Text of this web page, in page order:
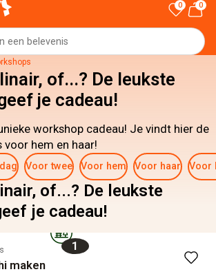
0 0
of...? De leukste
je cadeau!
workshop cadeau! Je vindt hier de
hem en haar!
Voor twee Voor hem Voor haar Voor
of...? De leukste
je cadeau!
1
maken